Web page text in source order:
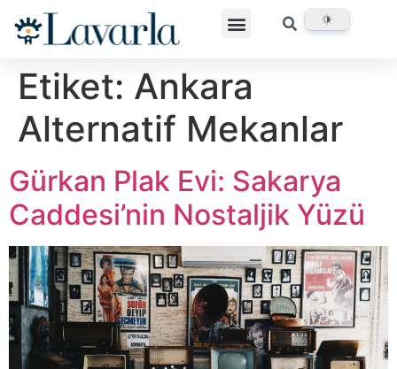
Etiket: Ankara
Alternatif Mekanlar
Gürkan Plak Evi: Sakarya
Caddesi’nin Nostaljik Yüzü